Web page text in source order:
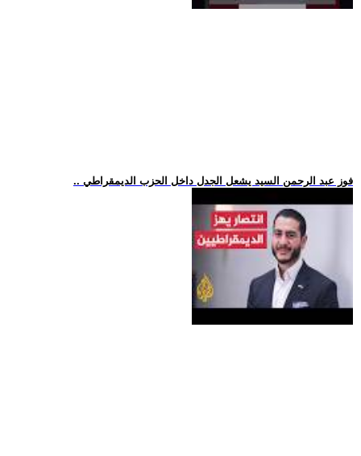
.. فوز عبد الرحمن السيد يشعل الجدل داخل الحزب الديمقراطي